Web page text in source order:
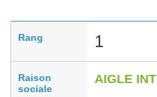
Rang 1
Raison
sociale
AIGLE